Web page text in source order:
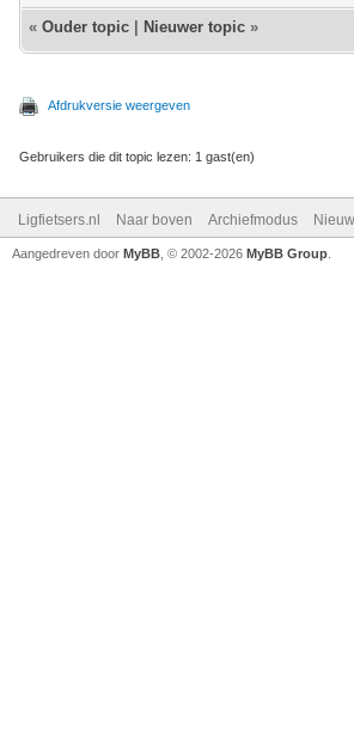
« Ouder topic Nieuwer topic »
Afdrukversie weergeven
Gebruikers die dit topic lezen: 1 gast(en)
Ligfietsers.nl Naar boven Archiefmodus
Aangedreven door MyBB , © 2002-2026 MyBB Group